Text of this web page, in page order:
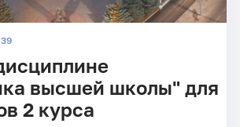
высшей школы" для
2 курса